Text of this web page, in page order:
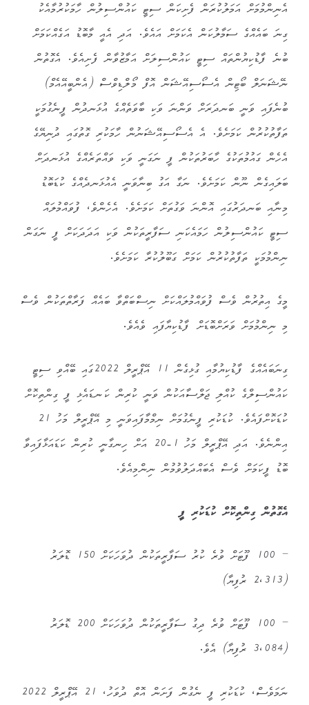
އެނިންމުމަށް އަމަލުކުރަން ފެށިކަން ސިޓީ ކައުންސިލުން ހާމަކުރުމާއެކު
ގިނަ ބައެއްގެ ސަމާލުކަން އެކަމަށް އައެވެ. އަދި އެއީ މާބޮޑު އަގެއްކަމަށް
ބުނެ ފާޑުކިޔުންތައް ސިޓީ ކައުންސިލަށް އަމާޒުވާން ފެށިއެވެ. އެގޮތުން
ނޭޝަނަލް ބޯޓިން އެސޯސިއޭޝަން އޮފް މޯލްޑިވްސް (އެންބީއޭއެމް)
ބުނެފައި ވަނީ ބަނދަރަށް ވަންނަ ވަކި ބާވަތެއްގެ އުޅަނދުން ފީނެގުމަކީ
ތަފާތުކުރުން ކަމަށެވެ. އެ އެސޯސިއޭޝަނުން ހާމަކުރި ގޮތުގައި ދުނިޔޭގެ
އެހެން ގައުމުތަކުގެ ހާބަރުތަކުން ފީ ނަގަނީ ވަކި ވައްތަރެއްގެ އުޅަނދަށް
ބަލައިގެން ނޫން ކަމަށެވެ. ނަގާ އަގު ބިނާވަނީ އެއުޅަނދެއްގެ ކުޑަބޮޑު
މިނާއި ބަނދަރުގައި އޮންނަ ވަގުތަށް ކަމަށެވެ. އެހެންވެ، ފުވައްމުލައް
ސިޓީ ކައުންސިލުން ހަމައެކަނި ސަފާރީތަކުން ވަކި އަދަދަކަށް ފީ ނަގަން
ނިންމުމަކީ ތަފާތުކުރުން ކަމަށް ގަބޫލުކުރާ ކަމަށެވެ.
މީގެ އިތުރުން ވެސް ފުވައްމުލައްކަށް ނިސްބަތްވާ ބައެއް ފަރާތްތަކުން ވެސް
މި ނިންމުމަށް ވަރަށްބޮޑަށް ފާޑުކިޔާފައި ވެއެވެ.
ގިނަބައެއްގެ ފާޑުކިޔުމާއި ގުޅިގެން 11 އޭޕްރީލް 2022ގައި ބޭއްވި ސިޓީ
ކައުންސިލްގެ ކުއްލި ޖަލްސާއަކުން ވަނީ ކުރިން ކަނޑައެޅި ފީ ގިންތިކޮށް
ކުޑަކޮށްފައެވެ. ކުޑަކުރި ފީނެގުމަށް ނިމްމާފައިވަނީ މި އޭޕްރީލް މަހު 21
އިންނެވެ. އަދި އޭޕްރީލް މަހު 1-20 އަށް ހިނގާނީ ކުރިން ކަޑައަޅާފައިވާ
ބޮޑު ފީކަމަށް ވެސް އެބައްދަލުވުމުން ނިންމިއެވެ.
އެގޮތުން ގިންތިކޮށް ކުޑަކުރި ފީ
– 100 ފޫޓަށް ވުރެ ކުރު ސަފާރީތަކުން ދުވަހަކަށް 150 ޑޮލަރު
(2،313 ރުފިޔާ)
– 100 ފޫޓަށް ވުރެ ދިގު ސަފާރީތަކުން ދުވަހަކަށް 200 ޑޮލަރު
(3،084 ރުފިޔާ) އެވެ.
ނަމަވެސް، ކުޑަކުރި ފީ ނެގުން ފަށަން އޮތް ދުވަހު، 21 އޭޕްރީލް 2022